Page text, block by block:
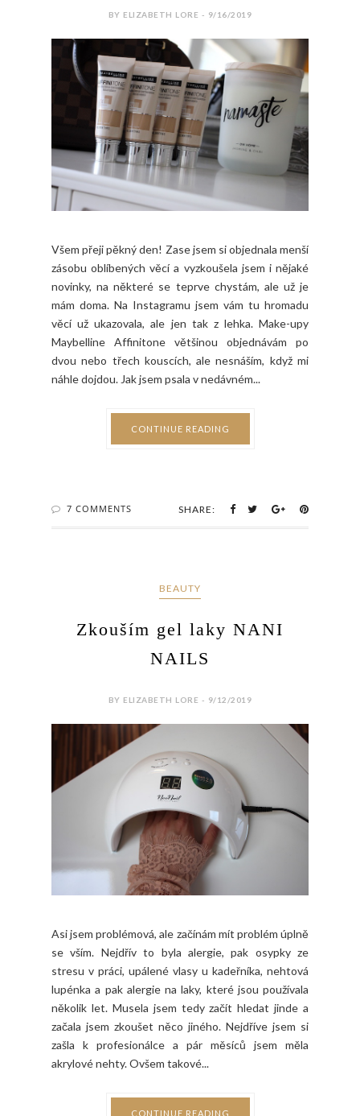
BY ELIZABETH LORE - 9/16/2019
Všem přeji pěkný den! Zase jsem si objednala menší
zásobu oblíbených věcí a vyzkoušela jsem i nějaké
novinky, na některé se teprve chystám, ale už je
mám doma. Na Instagramu jsem vám tu hromadu
věcí už ukazovala, ale jen tak z lehka. Make-upy
Maybelline Affinitone většinou objednávám po
dvou nebo třech kouscích, ale nesnáším, když mi
náhle dojdou. Jak jsem psala v nedávném...
CONTINUE READING
7 COMMENTS SHARE:
BEAUTY
Zkouším gel laky NANI
NAILS
BY ELIZABETH LORE - 9/12/2019
Asi jsem problémová, ale začínám mít problém úplně
se vším. Nejdřív to byla alergie, pak osypky ze
stresu v práci, upálené vlasy u kadeřníka, nehtová
lupénka a pak alergie na laky, které jsou používala
několik let. Musela jsem tedy začít hledat jinde a
začala jsem zkoušet něco jiného. Nejdříve jsem si
zašla k profesionálce a pár měsíců jsem měla
akrylové nehty. Ovšem takové...
CONTINUE READING